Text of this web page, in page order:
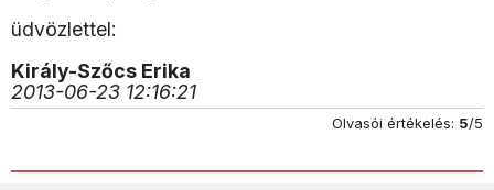
üdvözlettel:
Király-Szőcs Erika
2013-06-23 12:16:21
Olvasói értékelés: 5/5